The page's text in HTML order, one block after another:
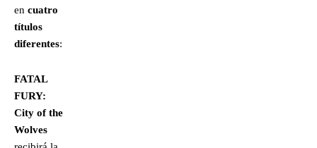
en cuatro
títulos
diferentes:
FATAL
FURY:
City of the
Wolves